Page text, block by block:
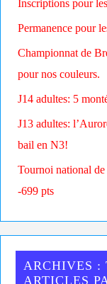
Inscriptions pour
Permanence pour
Championnat de
pour nos couleurs.
J14 adultes: 5
J13 adultes:
bail en N3!
Tournoi national
-699 pts
ARCHIVES :
ARTICLES